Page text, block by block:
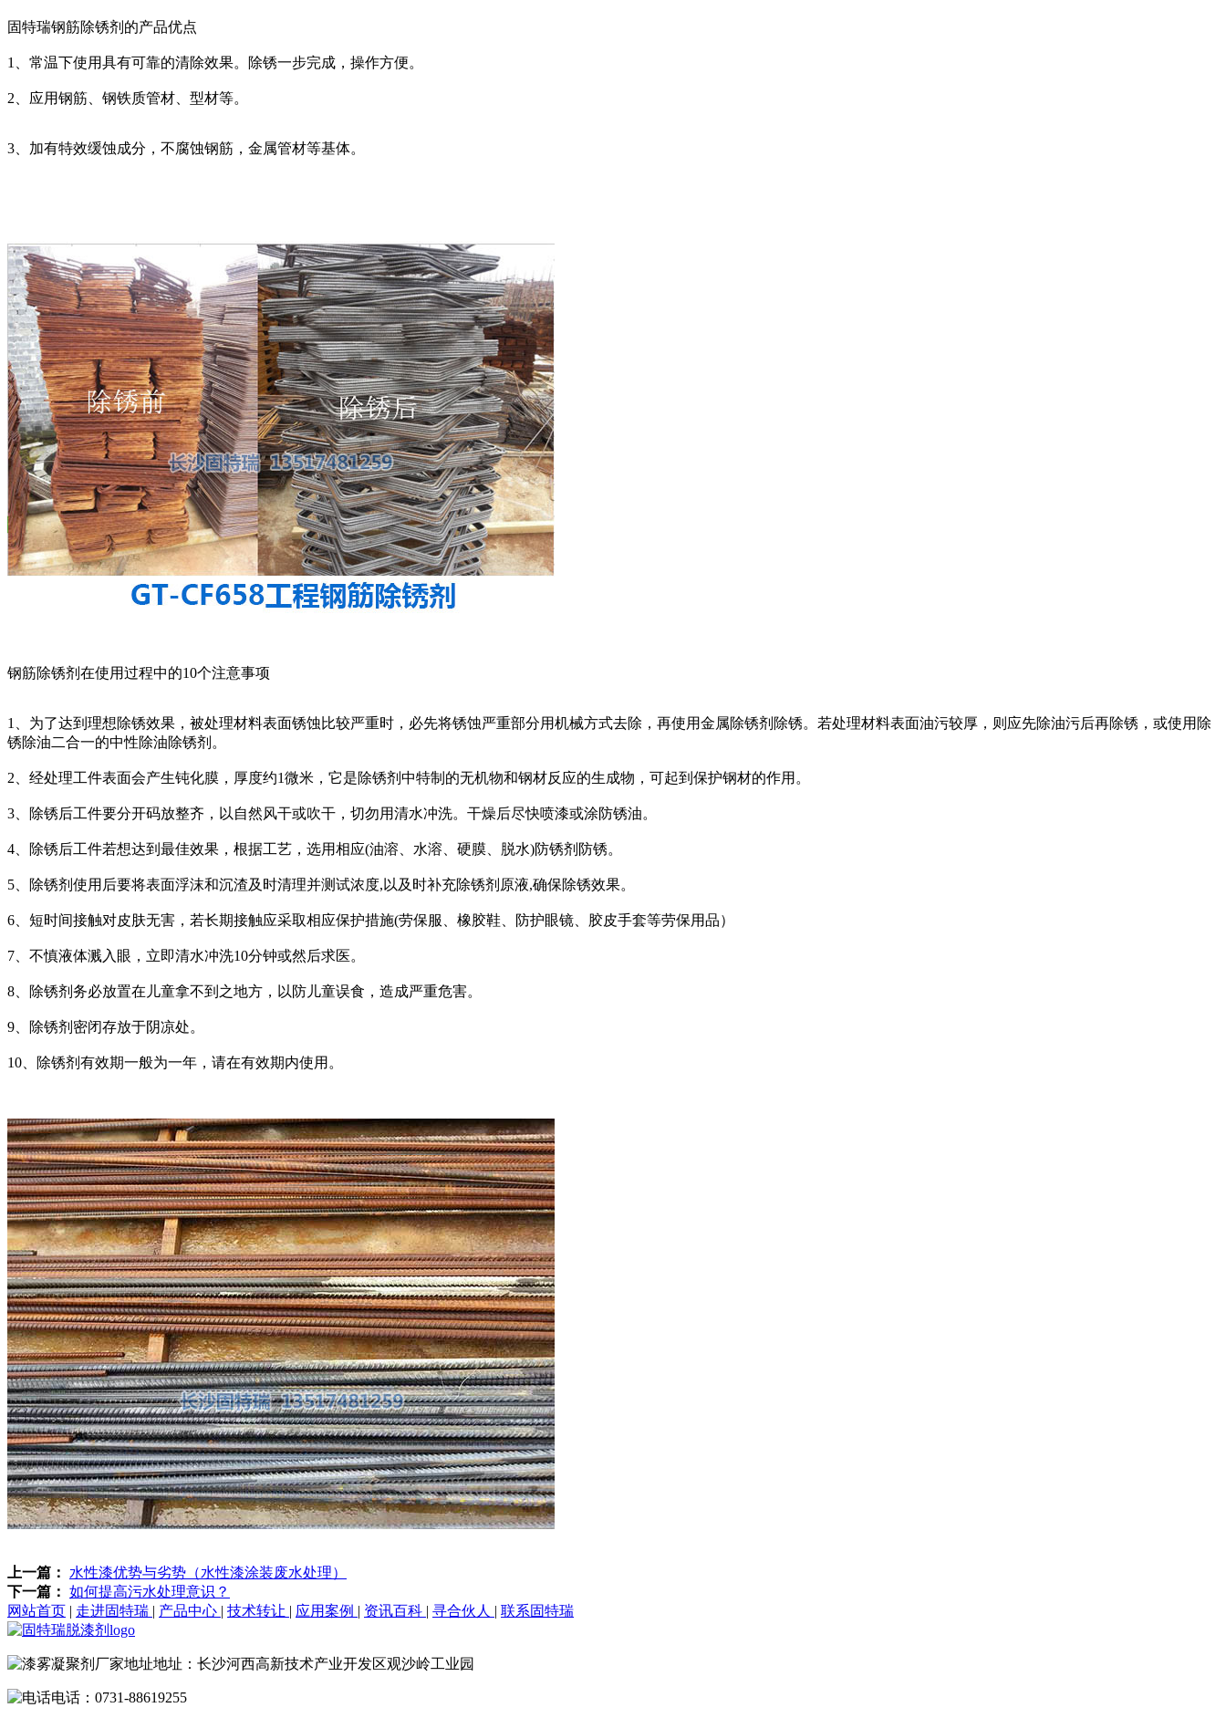
固特瑞钢筋除锈剂的产品优点
1、常温下使用具有可靠的清除效果。除锈一步完成，操作方便。
2、应用钢筋、钢铁质管材、型材等。
3、加有特效缓蚀成分，不腐蚀钢筋，金属管材等基体。
钢筋除锈剂在使用过程中的10个注意事项
1、为了达到理想除锈效果，被处理材料表面锈蚀比较严重时，必先将锈蚀严重部分用机械方式去除，再使用金属除锈剂除锈。若处理材料表面油污较厚，则应先除油污后再除锈，或使用除
锈除油二合一的中性除油除锈剂。
2、经处理工件表面会产生钝化膜，厚度约1微米，它是除锈剂中特制的无机物和钢材反应的生成物，可起到保护钢材的作用。
3、除锈后工件要分开码放整齐，以自然风干或吹干，切勿用清水冲洗。干燥后尽快喷漆或涂防锈油。
4、除锈后工件若想达到最佳效果，根据工艺，选用相应(油溶、水溶、硬膜、脱水)防锈剂防锈。
5、除锈剂使用后要将表面浮沫和沉渣及时清理并测试浓度,以及时补充除锈剂原液,确保除锈效果。
6、短时间接触对皮肤无害，若长期接触应采取相应保护措施(劳保服、橡胶鞋、防护眼镜、胶皮手套等劳保用品）
7、不慎液体溅入眼，立即清水冲洗10分钟或然后求医。
8、除锈剂务必放置在儿童拿不到之地方，以防儿童误食，造成严重危害。
9、除锈剂密闭存放于阴凉处。
10、除锈剂有效期一般为一年，请在有效期内使用。
上一篇：
水性漆优势与劣势（水性漆涂装废水处理）
下一篇： 如何提高污水处理意识？
网站首页 | 走进固特瑞 | 产品中心 | 技术转让 | 应用案例 | 资讯百科 | 寻合伙人 | 联系固特瑞
地址：长沙河西高新技术产业开发区观沙岭工业园
电话：0731-88619255